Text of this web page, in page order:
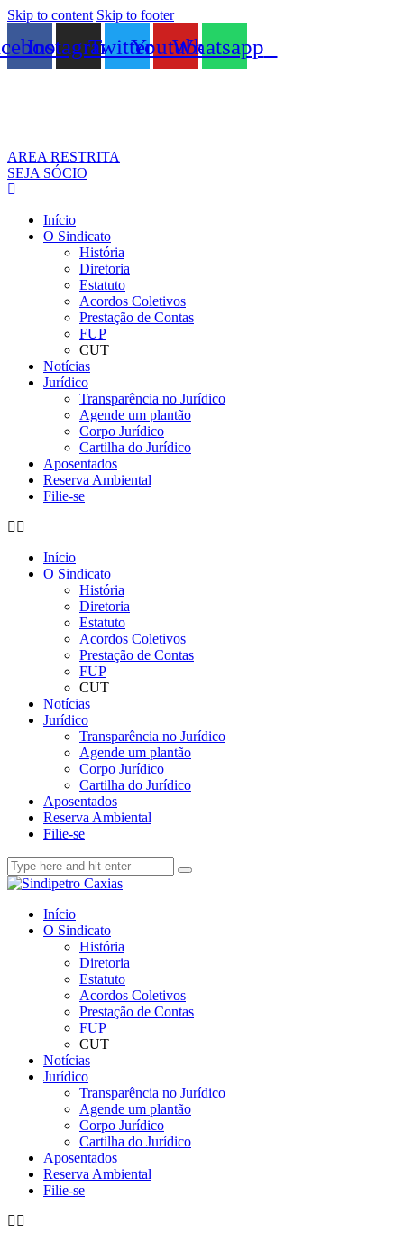
Skip to content Skip to footer
InstagramTwitterYoutubeWhatsapp
AREA RESTRITA
SEJA SÓCIO
Início
O Sindicato
História
Diretoria
Estatuto
Acordos Coletivos
Prestação de Contas
FUP
CUT
Notícias
Jurídico
Transparência no Jurídico
Agende um plantão
Corpo Jurídico
Cartilha do Jurídico
Aposentados
Reserva Ambiental
Filie-se
Início
O Sindicato
História
Diretoria
Estatuto
Acordos Coletivos
Prestação de Contas
FUP
CUT
Notícias
Jurídico
Transparência no Jurídico
Agende um plantão
Corpo Jurídico
Cartilha do Jurídico
Aposentados
Reserva Ambiental
Filie-se
Início
O Sindicato
História
Diretoria
Estatuto
Acordos Coletivos
Prestação de Contas
FUP
CUT
Notícias
Jurídico
Transparência no Jurídico
Agende um plantão
Corpo Jurídico
Cartilha do Jurídico
Aposentados
Reserva Ambiental
Filie-se